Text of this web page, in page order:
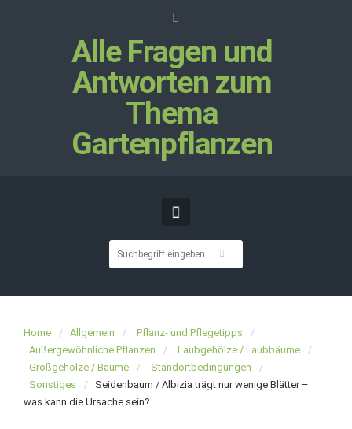
Alle Fragen und
Antworten zum
Thema
Gartenpflanzen
Home Allgemein
Pflanz- und Pflegetipps
Außergewöhnliche Pflanzen
Laubgehölze / Laubbäume
Großgehölze / Bäume
Standortbedingungen
Sonstiges
Seidenbaum / Albizia trägt nur wenige Blätter –
was kann die Ursache sein?